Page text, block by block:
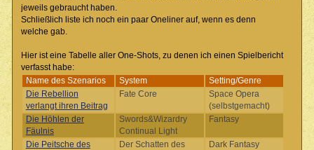
jeweils gebraucht haben.
Schließlich liste ich noch ein paar Oneliner auf, wenn es denn
welche gab.
Hier ist eine Tabelle aller One-Shots, zu denen ich einen Spielbericht
verfasst habe:
Name des Szenarios
System
Setting/Genre
Die Rebellion
verlangt ihren Beitrag
Fate Core
Space Opera
(selbstgemacht)
Die Höhlen der
Fäulnis
Swords&Wizardry
Continual Light
Fantasy
Die Peitsche des
Der Schatten des
Dark Fantasy